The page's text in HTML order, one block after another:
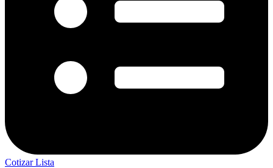
Cotizar Lista